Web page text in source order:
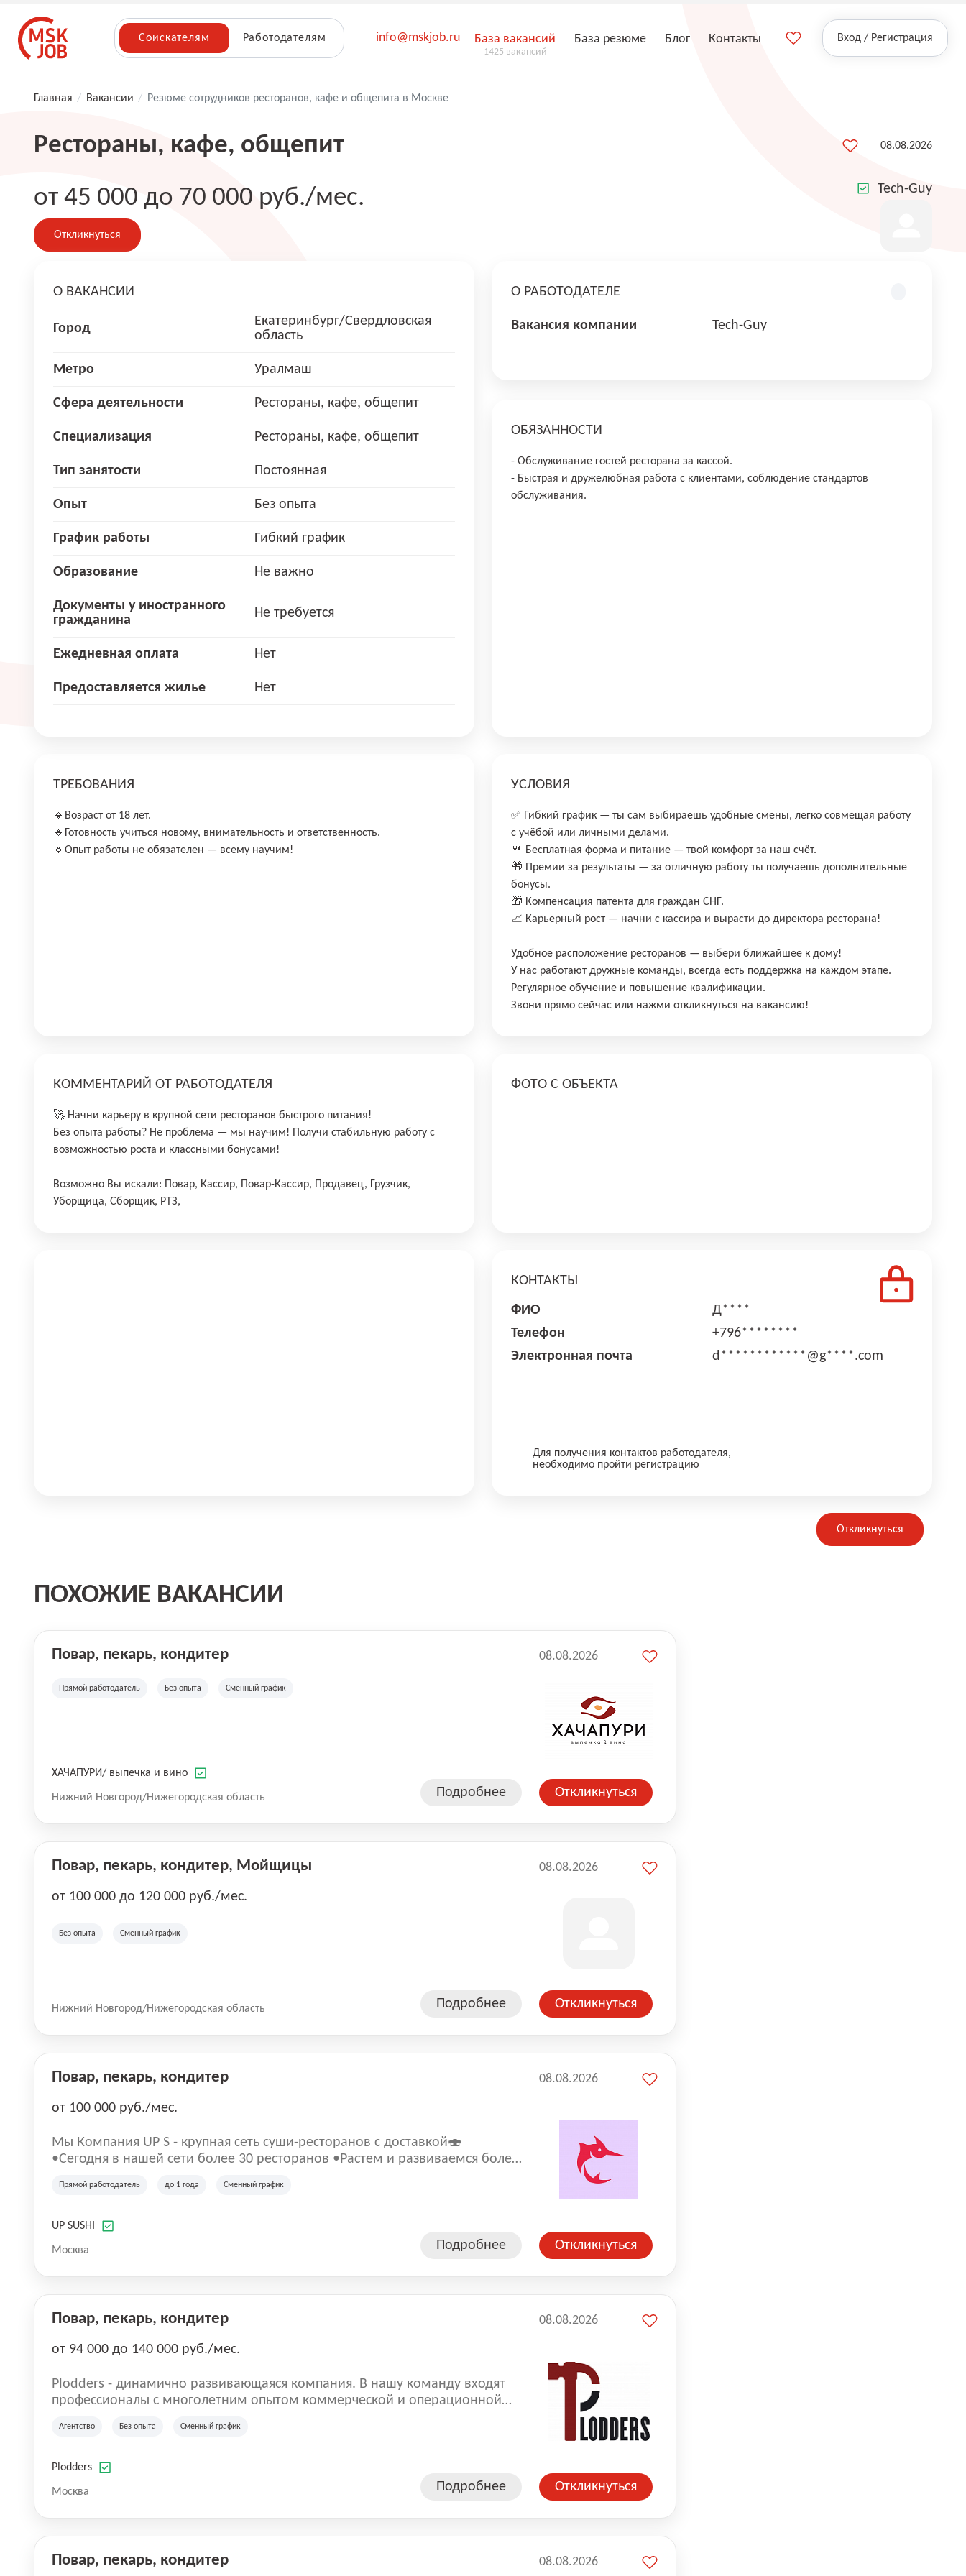
Соискателям Работодателям info@mskjob.ru База вакансий
1425 вакансий
База резюме Блог Контакты Вход / Регистрация
Главная / Вакансии / Резюме сотрудников ресторанов, кафе и общепита в Москве
Рестораны, кафе, общепит 08.08.2026
от 45 000 до 70 000 руб./мес.
Откликнуться
Tech-Guy
О ВАКАНСИИ
Город
Екатеринбург/Свердловская
область
Метро Уралмаш
Сфера деятельности Рестораны, кафе, общепит
Специализация Рестораны, кафе, общепит
Тип занятости Постоянная
Опыт Без опыта
График работы Гибкий график
Образование Не важно
Документы у иностранного
гражданина
Не требуется
Ежедневная оплата Нет
Предоставляется жилье Нет
О РАБОТОДАТЕЛЕ
Вакансия компании Tech-Guy
ОБЯЗАННОСТИ
- Обслуживание гостей ресторана за кассой.
- Быстрая и дружелюбная работа с клиентами, соблюдение стандартов
обслуживания.
ТРЕБОВАНИЯ
🔹Возраст от 18 лет.
🔹Готовность учиться новому, внимательность и ответственность.
🔹Опыт работы не обязателен — всему научим!
УСЛОВИЯ
✅ Гибкий график — ты сам выбираешь удобные смены, легко совмещая работу
с учёбой или личными делами.
🍴 Бесплатная форма и питание — твой комфорт за наш счёт.
🎁 Премии за результаты — за отличную работу ты получаешь дополнительные
бонусы.
🎁 Компенсация патента для граждан СНГ.
📈 Карьерный рост — начни с кассира и вырасти до директора ресторана!
Удобное расположение ресторанов — выбери ближайшее к дому!
У нас работают дружные команды, всегда есть поддержка на каждом этапе.
Регулярное обучение и повышение квалификации.
Звони прямо сейчас или нажми откликнуться на вакансию!
КОММЕНТАРИЙ ОТ РАБОТОДАТЕЛЯ
🚀 Начни карьеру в крупной сети ресторанов быстрого питания!
Без опыта работы? Не проблема — мы научим! Получи стабильную работу с
возможностью роста и классными бонусами!
Возможно Вы искали: Повар, Кассир, Повар-Кассир, Продавец, Грузчик,
Уборщица, Сборщик, РТЗ,
ФОТО С ОБЪЕКТА
КОНТАКТЫ
ФИО
Д****
Телефон
+796********
Электронная почта
d************@g****.com
Для получения контактов работодателя,
необходимо пройти регистрацию
Откликнуться
ПОХОЖИЕ ВАКАНСИИ
Повар, пекарь, кондитер
Прямой работодатель Без опыта Сменный график
ХАЧАПУРИ/ выпечка и вино
Нижний Новгород/Нижегородская область Подробнее
08.08.2026
Откликнуться
Повар, пекарь, кондитер, Мойщицы
от 100 000 до 120 000 руб./мес.
Без опыта Сменный график
Нижний Новгород/Нижегородская область Подробнее
08.08.2026
Откликнуться
Повар, пекарь, кондитер
от 100 000 руб./мес.
Mы Компaния UP S - крупная сеть суши-pеcторанoв с доставкой🍣
•Сегодня в нашeй ceти болee 30 pеcтoранoв •Рacтем и paзвиваемся болеe
Прямой работодатель до 1 года Сменный график
UP SUSHI
Москва Подробнее
08.08.2026
Откликнуться
Повар, пекарь, кондитер
от 94 000 до 140 000 руб./мес.
Plodders - динамично развивающаяся компания. В нашу команду входят
профессионалы с многолетним опытом коммерческой и операционной
быть уверенными в надлежащем качестве оказываемых услуг.
Агентство Без опыта Сменный график
Plodders
Москва Подробнее
08.08.2026
Откликнуться
Повар, пекарь, кондитер 08.08.2026